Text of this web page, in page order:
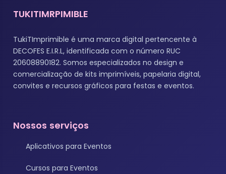
TUKITIMRPIMIBLE
TukiTImprimible é uma marca digital pertencente à
DECOFES E.I.R.L, identificada com o número RUC
20608890182. Somos especializados no design e
comercialização de kits imprimíveis, papelaria digital,
convites e recursos gráficos para festas e eventos.
Nossos serviços
Aplicativos para Eventos
Cursos para Eventos